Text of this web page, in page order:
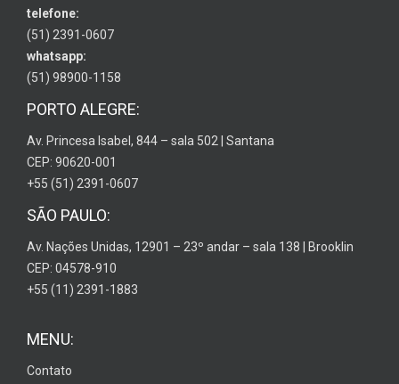
telefone:
(51) 2391-0607
whatsapp:
(51) 98900-1158
PORTO ALEGRE:
Av. Princesa Isabel, 844 – sala 502 | Santana
CEP: 90620-001
+55 (51) 2391-0607
SÃO PAULO:
Av. Nações Unidas, 12901 – 23º andar – sala 138 | Brooklin
CEP: 04578-910
+55 (11) 2391-1883
MENU:
Contato